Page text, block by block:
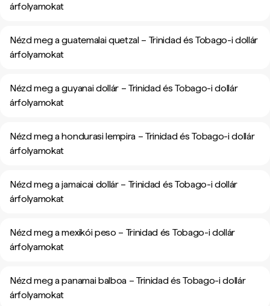
árfolyamokat
Nézd meg a guatemalai quetzal – Trinidad és Tobago-i dollár
árfolyamokat
Nézd meg a guyanai dollár – Trinidad és Tobago-i dollár
árfolyamokat
Nézd meg a hondurasi lempira – Trinidad és Tobago-i dollár
árfolyamokat
Nézd meg a jamaicai dollár – Trinidad és Tobago-i dollár
árfolyamokat
Nézd meg a mexikói peso – Trinidad és Tobago-i dollár
árfolyamokat
Nézd meg a panamai balboa – Trinidad és Tobago-i dollár
árfolyamokat